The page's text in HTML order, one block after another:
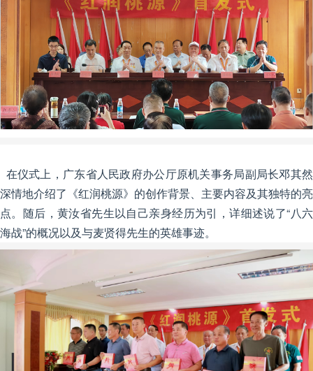
在仪式上，广东省人民政府办公厅原机关事务局副局长邓其然
深情地介绍了《红润桃源》的创作背景、主要内容及其独特的亮
点。随后，黄汝省先生以自己亲身经历为引，详细述说了“八六
海战”的概况以及与麦贤得先生的英雄事迹。